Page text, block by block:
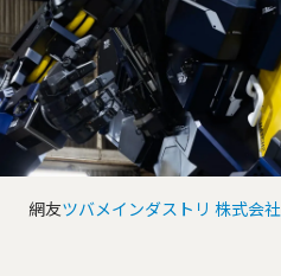
網友ツバメインダストリ 株式会社